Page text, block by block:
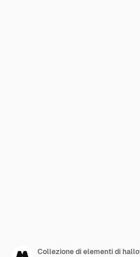
Collezione di elementi di